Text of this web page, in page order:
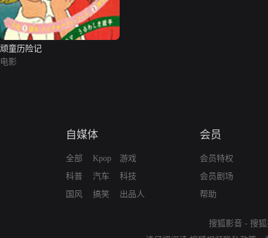
顽童历险记
电影
自媒体
全部
科普
国风
Kpop
汽车
搞笑
游戏
科技
出品人
会员
会员特权
会员剧场
帮助
搜狐影音 - 搜